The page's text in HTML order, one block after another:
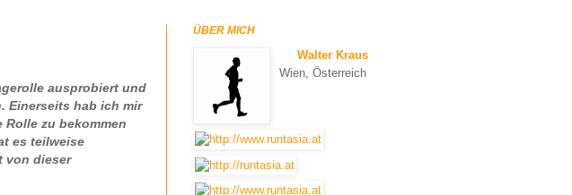
ausprobiert und
Einerseits hab ich mir
zu bekommen
es teilweise
von dieser
ÜBER MICH
Walter Kraus
Wien, Österreich